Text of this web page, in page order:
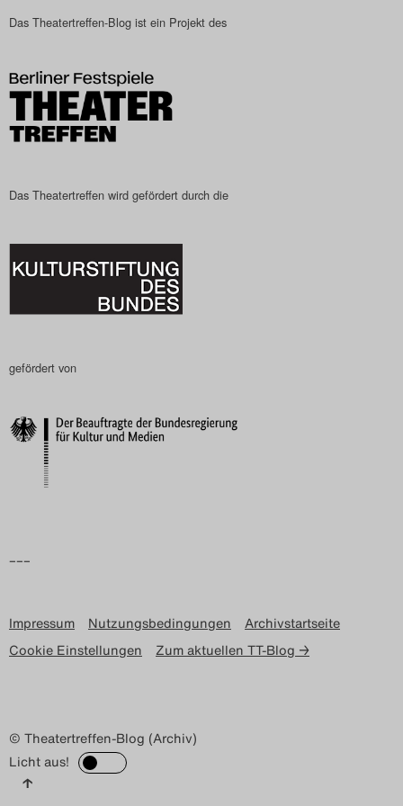
Das Theatertreffen-Blog
Das Theatertreffen-Blog
Das Theatertreffen-Blog
Das Theatertreffen-Blog
Archiv
Search
Das Theatertreffen-Blog ist ein Projekt des
Das Theatertreffen wird gefördert durch die
gefördert von
–––
Impressum Nutzungsbedingungen
Archivstartseite
Cookie Einstellungen
Zum aktuellen TT-Blog →
© Theatertreffen-Blog (Archiv)
Licht aus!
↑